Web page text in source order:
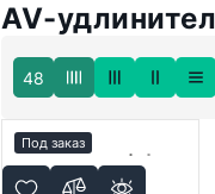
AV-
48
Под заказ